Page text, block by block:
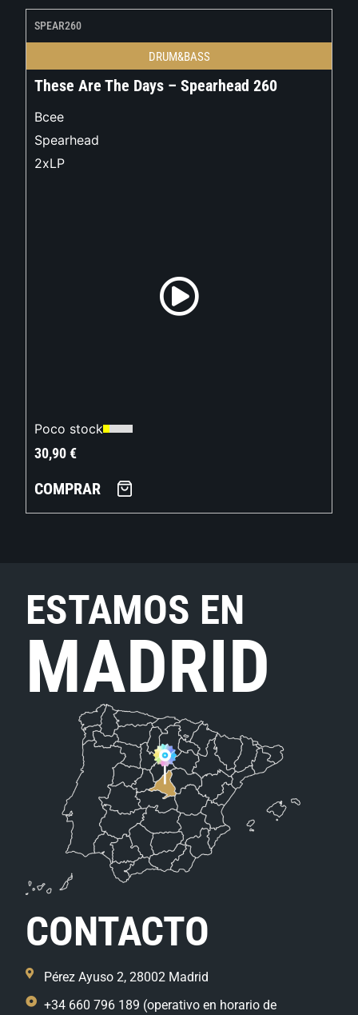
SPEAR260
DRUM&BASS
These Are The Days – Spearhead 260
Bcee
Spearhead
2xLP
Poco stock
30,90€
COMPRAR
ESTAMOS EN
MADRID
CONTACTO
Pérez Ayuso 2, 28002 Madrid
+34 660 796 189 (operativo en horario de